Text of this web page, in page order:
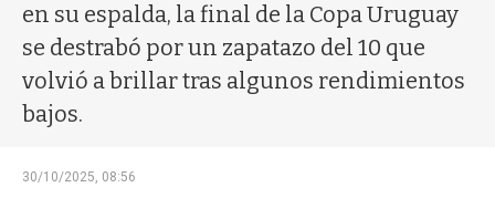
en su espalda, la final de la Copa Uruguay
se destrabó por un zapatazo del 10 que
volvió a brillar tras algunos rendimientos
bajos.
30/10/2025, 08:56